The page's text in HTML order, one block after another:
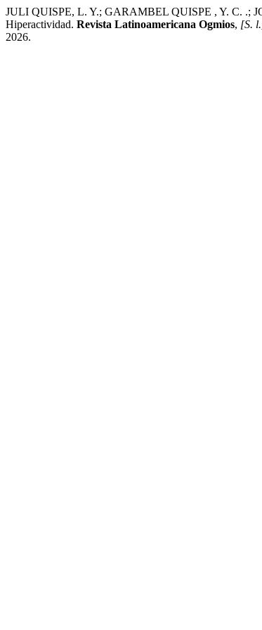
JULI QUISPE, L. Y.; GARAMBEL QUISPE , Y. C. .;
Hiperactividad. Revista Latinoamericana Ogmios, [S.
2026.